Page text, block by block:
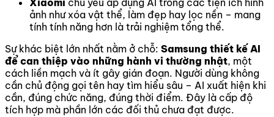
Xiaomi chủ yếu áp dụng AI trong các tiện ích hình
ảnh như xóa vật thể, làm đẹp hay lọc nền – mang
tính tính năng hơn là trải nghiệm tổng thể.
Sự khác biệt lớn nhất nằm ở chỗ: Samsung thiết kế AI
để can thiệp vào những hành vi thường nhật, một
cách liền mạch và ít gây gián đoạn. Người dùng không
cần chủ động gọi tên hay tìm hiểu sâu – AI xuất hiện khi
cần, đúng chức năng, đúng thời điểm. Đây là cấp độ
tích hợp mà phần lớn các đối thủ chưa đạt được.